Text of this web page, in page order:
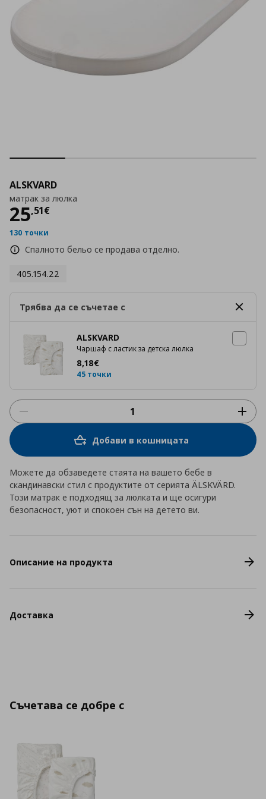
ALSKVARD
матрак за люлка
25,51€
Цена
130 точки
Спалното бельо се продава отделно.
405.154.22
Трябва да се съчетае с
ALSKVARD
Чаршаф с ластик за детска люлка
8,18€
Цена
45 точки
Добави в кошницата
Можете да обзаведете стаята на вашето бебе в
скандинавски стил с продуктите от серията ÄLSKVÄRD.
Този матрак е подходящ за люлката и ще осигури
безопасност, уют и спокоен сън на детето ви.
Описание на продукта
Доставка
Съчетава се добре с